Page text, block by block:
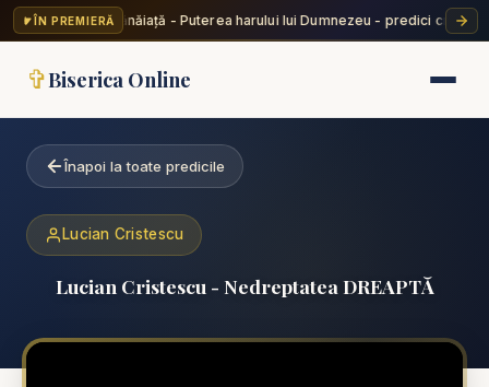
ÎN PREMIERĂ
Valentin Dănăiață - Puterea harului lui Dumnezeu - predici creștine
✞Biserica Online
Înapoi la toate predicile
Lucian Cristescu
Lucian Cristescu - Nedreptatea DREAPTĂ